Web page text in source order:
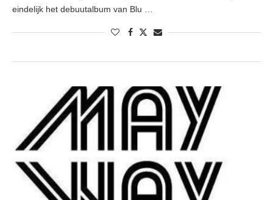
eindelijk het debuutalbum van Blu …